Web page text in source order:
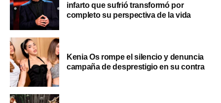
infarto que sufrió transformó por
completo su perspectiva de la vida
Kenia Os rompe el silencio y denuncia
campaña de desprestigio en su contra